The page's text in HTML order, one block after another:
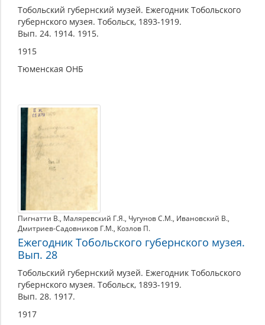
Тобольский губернский музей. Ежегодник Тобольского
губернского музея. Тобольск, 1893-1919.
Вып. 24. 1914. 1915.
1915
Тюменская ОНБ
Пигнатти В., Маляревский Г.Я., Чугунов С.М., Ивановский В.,
Дмитриев-Садовников Г.М., Козлов П.
Ежегодник Тобольского губернского музея.
Вып. 28
Тобольский губернский музей. Ежегодник Тобольского
губернского музея. Тобольск, 1893-1919.
Вып. 28. 1917.
1917